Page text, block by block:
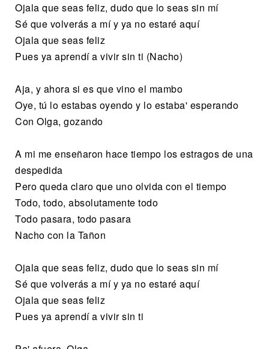
Ojala que seas feliz, dudo que lo seas sin mí
Sé que volverás a mí y ya no estaré aquí
Ojala que seas feliz
Pues ya aprendí a vivir sin ti (Nacho)
Aja, y ahora si es que vino el mambo
Oye, tú lo estabas oyendo y lo estaba' esperando
Con Olga, gozando
A mi me enseñaron hace tiempo los estragos de una
despedida
Pero queda claro que uno olvida con el tiempo
Todo, todo, absolutamente todo
Todo pasara, todo pasara
Nacho con la Tañon
Ojala que seas feliz, dudo que lo seas sin mí
Sé que volverás a mí y ya no estaré aquí
Ojala que seas feliz
Pues ya aprendí a vivir sin ti